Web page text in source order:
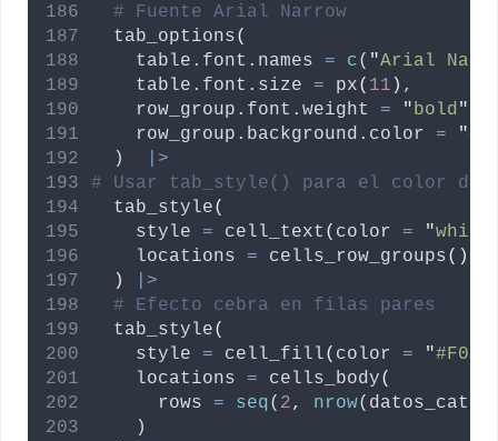
# Fuente Arial Narrow
  tab_options
(
table.font.names
= c( "Arial
table.font.size
= px( 11 ) ,
row_group.font.weight
= "bold"
row_group.background.color
= "
  )
|>
# Usar tab_style() para el color
  tab_style
(
style
= cell_text ( color = "white
locations
= cells_row_groups()
)
|>
# Efecto cebra en filas pares
  tab_style
(
style
= cell_fill( color = "
locations
= cells_body(
rows
= seq ( 2, nrow(
    )